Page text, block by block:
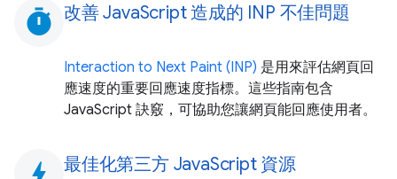
timer 改善 JavaScript 造成的 INP 不佳問題
Interaction to Next Paint (INP) 是用來評估網頁回
應速度的重要回應速度指標。這些指南包含
JavaScript 訣竅，可協助您讓網頁能回應使用者。
最佳化第三方 JavaScript 資源